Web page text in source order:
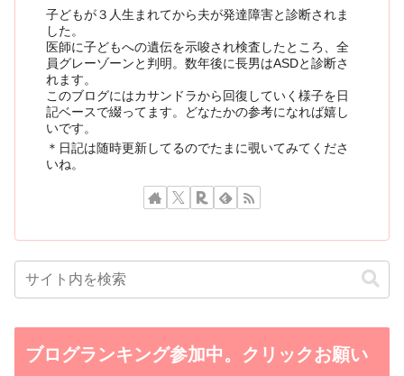
子どもが３人生まれてから夫が発達障害と診断されま
した。
医師に子どもへの遺伝を示唆され検査したところ、全
員グレーゾーンと判明。数年後に長男はASDと診断さ
れます。
このブログにはカサンドラから回復していく様子を日
記ベースで綴ってます。どなたかの参考になれば嬉し
いです。
＊日記は随時更新してるのでたまに覗いてみてくださ
いね。
ブログランキング参加中。クリックお願い